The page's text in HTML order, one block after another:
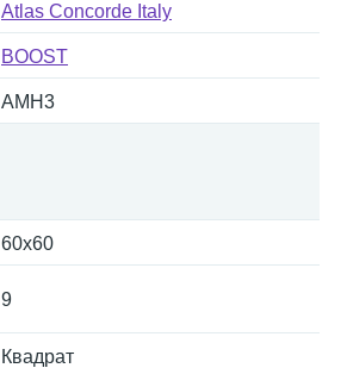
Atlas Concorde Italy
BOOST
AMH3
60x60
9
Квадрат